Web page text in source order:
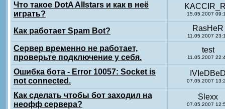
Что такое DotA Allstars и как в неё
играть?
15.05.2007
Как работает Spam Bot? RasHeR
11.05.2007
Сервер временно не работает,
проверьте подключение у себя.
test
11.05.2007
Ошибка бота - Error 10057: Socket is
not connected.
07.05.2007
Как сделать чтобы бот заходил на
неофф сервера?
Slexx
07.05.2007